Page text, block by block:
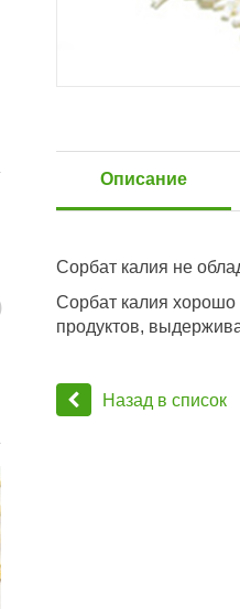
Ирина Л.Д.
07.02.2024
Описание
Сорбат калия не
Сорбат калия хорошо
продуктов,
Назад в список